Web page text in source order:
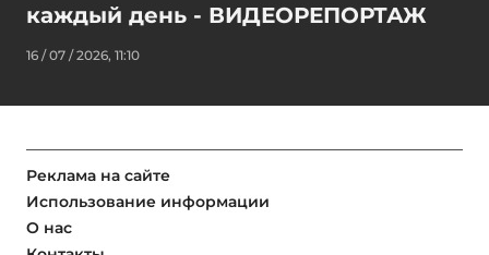
каждый день - ВИДЕОРЕПОРТАЖ
16 / 07 / 2026, 11:10
Реклама на сайте
Использование информации
О нас